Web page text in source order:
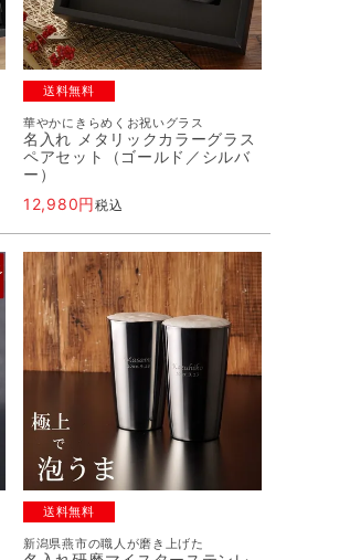
送料無料
華やかにきらめくお祝いグラス
名入れ メタリックカラーグラス
ペアセット（ゴールド／シルバ
ー）
12,980
税込
送料無料
新潟県燕市の職人が磨き上げた